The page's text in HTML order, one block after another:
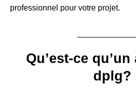
professionnel pour votre projet.
Qu’est-ce
dplg?